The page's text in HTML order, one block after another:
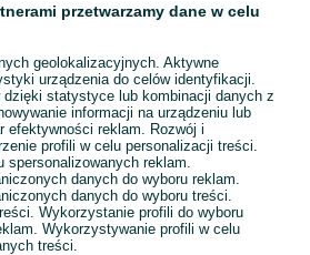
przetwarzamy dane w celu
geolokalizacyjnych. Aktywne
urządzenia do celów identyfikacji.
dzięki statystyce lub kombinacji danych z
informacji na urządzeniu lub
efektywności reklam. Rozwój i
profili w celu personalizacji treści.
spersonalizowanych reklam.
danych do wyboru reklam.
danych do wyboru treści.
Wykorzystanie profili do wyboru
Wykorzystywanie profili w celu
treści.